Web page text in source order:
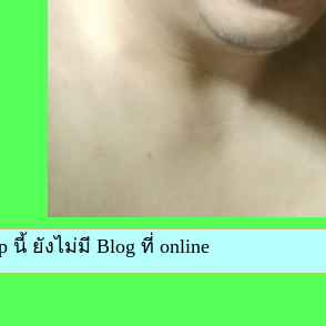
นี้ ยังไม่มี Blog ที่ online